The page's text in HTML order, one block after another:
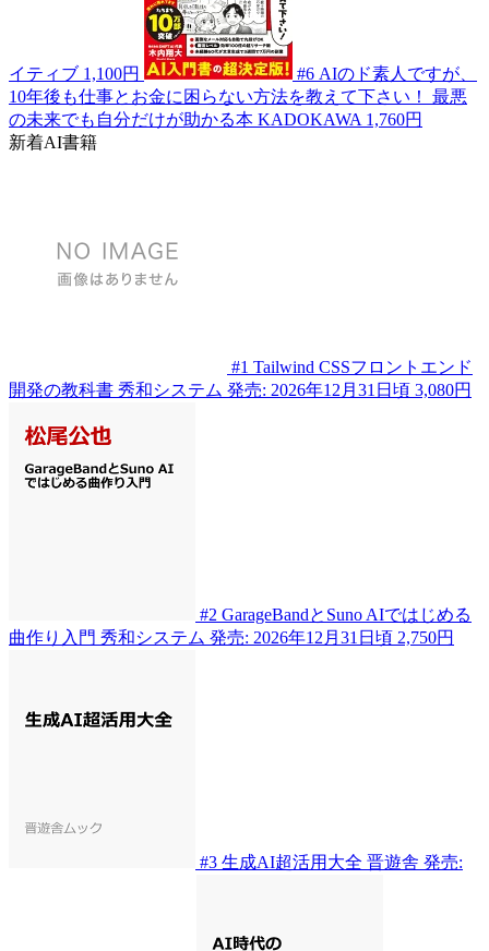
イティブ 1,100円 #6 AIのド素人ですが、
10年後も仕事とお金に困らない方法を教えて下さい！ 最悪
の未来でも自分だけが助かる本 KADOKAWA 1,760円
新着AI書籍
#1 Tailwind CSSフロントエンド
開発の教科書 秀和システム 発売: 2026年12月31日頃 3,080円
#2 GarageBandとSuno AIではじめる
曲作り入門 秀和システム 発売: 2026年12月31日頃 2,750円
#3 生成AI超活用大全 晋遊舎 発売: